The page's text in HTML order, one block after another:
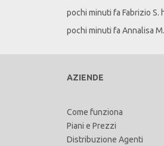
pochi minuti fa Fabrizio S.
pochi minuti fa Annalisa M
AZIENDE
Come funziona
Piani e Prezzi
Distribuzione Agenti